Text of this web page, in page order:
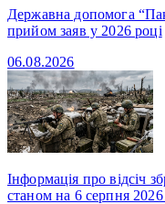
Державна допомога
прийом заяв у 2026 році
06.08.2026
Інформація про відсіч
станом на 6 серпня